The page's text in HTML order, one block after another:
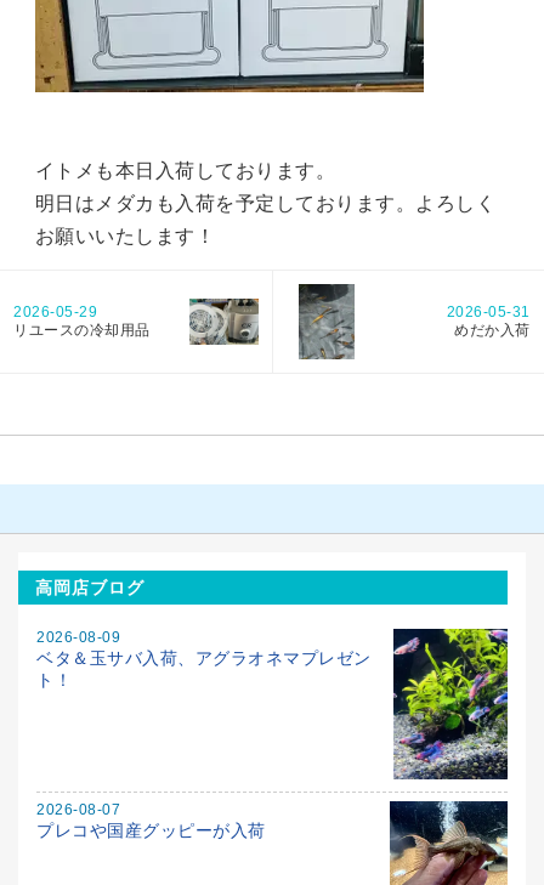
イトメも本日入荷しております。
明日はメダカも入荷を予定しております。よろしく
お願いいたします！
2026-05-29
リユースの冷却用品
2026-05-31
めだか入荷
高岡店ブログ
2026-08-09
ベタ＆玉サバ入荷、アグラオネマプレゼン
ト！
2026-08-07
プレコや国産グッピーが入荷